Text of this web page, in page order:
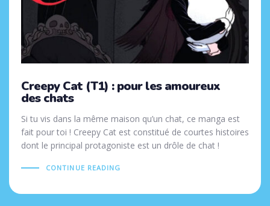
Creepy Cat (T1) : pour les amoureux
des chats
Si tu vis dans la même maison qu’un chat, ce manga est
fait pour toi ! Creepy Cat est constitué de courtes histoires
dont le principal protagoniste est un drôle de chat !
CONTINUE READING